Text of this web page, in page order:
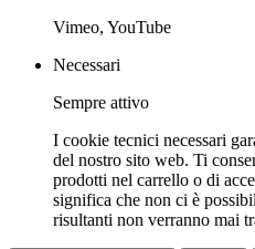
Vimeo, YouTube
Necessari
Sempre attivo
I cookie tecnici necessari
del nostro sito web. Ti
prodotti nel carrello o di
significa che non ci è
risultanti non verranno mai